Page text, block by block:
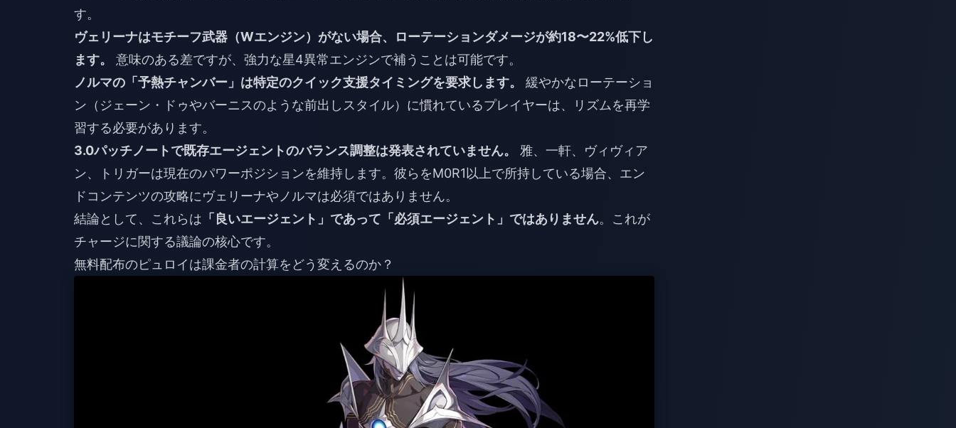
す。
ヴェリーナはモチーフ武器（Wエンジン）がない場合、ローテーションダメージが約18〜22%低下し
ます。
意味のある差ですが、強力な星4異常エンジンで補うことは可能です。
ノルマの「予熱チャンバー」は特定のクイック支援タイミングを要求します。
緩やかなローテーショ
ン（ジェーン・ドゥやバーニスのような前出しスタイル）に慣れているプレイヤーは、リズムを再学
習する必要があります。
3.0パッチノートで既存エージェントのバランス調整は発表されていません。
雅、一軒、ヴィヴィア
ン、トリガーは現在のパワーポジションを維持します。彼らをM0R1以上で所持している場合、エン
ドコンテンツの攻略にヴェリーナやノルマは必須ではありません。
結論として、これらは 「良いエージェント」であって「必須エージェント」ではありません。これが
チャージに関する議論の核心です。
無料配布のピュロイは課金者の計算をどう変えるのか？